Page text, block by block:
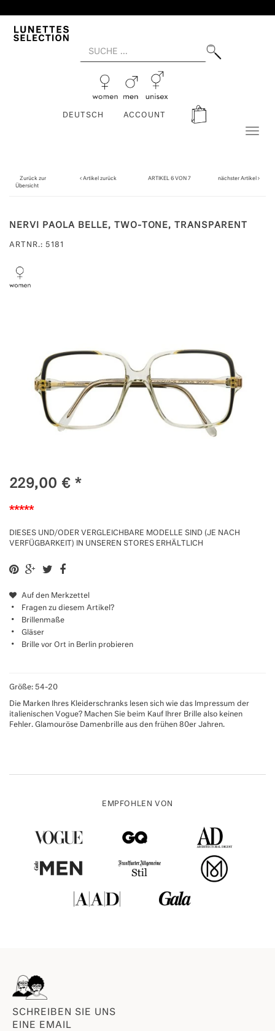
DEUTSCH ACCOUNT
Zurück zur
Übersicht
Artikel zurück ARTIKEL 6 VON 7 nächster Artikel
NERVI PAOLA BELLE, TWO-TONE, TRANSPARENT
ARTNR.: 5181
229,00 € *
*****
DIESES UND/ODER VERGLEICHBARE MODELLE SIND (JE NACH
VERFÜGBARKEIT) IN UNSEREN STORES ERHÄLTLICH
Auf den Merkzettel
Fragen zu diesem Artikel?
Brillenmaße
Gläser
Brille vor Ort in Berlin probieren
Größe: 54-20
Die Marken Ihres Kleiderschranks lesen sich wie das Impressum der
italienischen Vogue? Machen Sie beim Kauf Ihrer Brille also keinen
Fehler. Glamouröse Damenbrille aus den frühen 80er Jahren.
EMPFOHLEN VON
SCHREIBEN SIE UNS
EINE EMAIL